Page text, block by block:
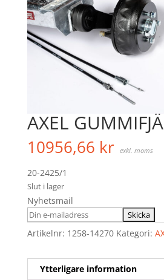
AXEL
10956,66 kr exkl. moms
20-2425/1
Slut i lager
Nyhetsmail
Artikelnr: 1258-14270 Kategori:
Ytterligare information